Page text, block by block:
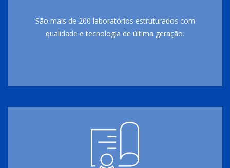
São mais de 200 laboratórios estruturados com
qualidade e tecnologia de última geração.